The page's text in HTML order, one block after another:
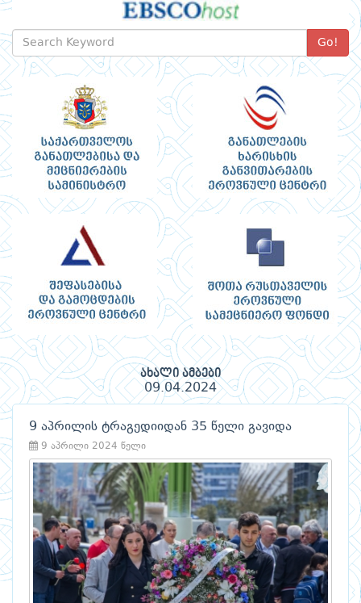
Go!
ახალი ამბები
09.04.2024
9 აპრილის ტრაგედიიდან 35 წელი გავიდა
9 აპრილი 2024 წელი